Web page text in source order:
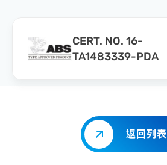
CERT. NO. 16-
TA1483339-PDA
返回列表